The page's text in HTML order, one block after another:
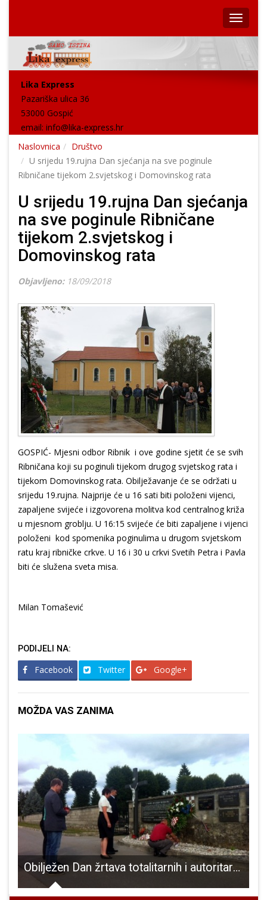
Lika Express
Pazariška ulica 36
53000 Gospić
email: info@lika-express.hr
Naslovnica
Društvo
U srijedu 19.rujna Dan sjećanja na sve poginule
Ribničane tijekom 2.svjetskog i Domovinskog rata
U srijedu 19.rujna Dan sjećanja
na sve poginule Ribničane
tijekom 2.svjetskog i
Domovinskog rata
Objavljeno: 18/09/2018
GOSPIĆ- Mjesni odbor Ribnik i ove godine sjetit će se svih
Ribničana koji su poginuli tijekom drugog svjetskog rata i
tijekom Domovinskog rata. Obilježavanje će se održati u
srijedu 19.rujna. Najprije će u 16 sati biti položeni vijenci,
zapaljene svijeće i izgovorena molitva kod centralnog križa
u mjesnom groblju. U 16:15 svijeće će biti zapaljene i vijenci
položeni kod spomenika poginulima u drugom svjetskom
ratu kraj ribničke crkve. U 16 i 30 u crkvi Svetih Petra i Pavla
biti će služena sveta misa.
Milan Tomašević
PODIJELI NA:
Facebook Twitter Google+
MOŽDA VAS ZANIMA
Obilježen Dan žrtava totalitarnih i autoritarnih režima